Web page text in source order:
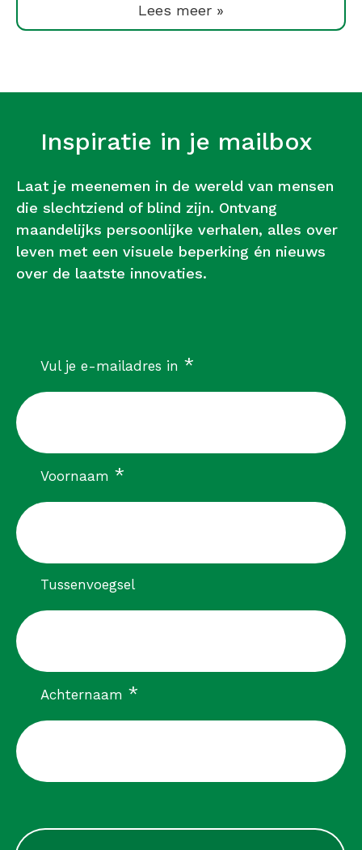
Lees meer »
Inspiratie in je mailbox
Laat je meenemen in de wereld van mensen
die slechtziend of blind zijn. Ontvang
maandelijks persoonlijke verhalen, alles over
leven met een visuele beperking én nieuws
over de laatste innovaties.
Vul je e-mailadres in *verplicht
Voornaam *verplicht
Tussenvoegsel
Achternaam *verplicht